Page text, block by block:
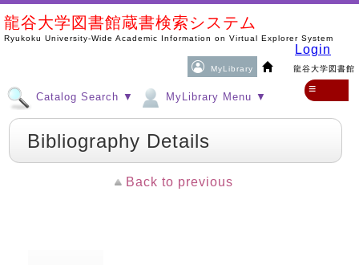
龍谷大学図書館蔵書検索システム
Ryukoku University-Wide Academic Information on Virtual Explorer System
MyLibrary 龍谷大学図書館
Login
Catalog Search ▼ MyLibrary Menu ▼
≡
Bibliography Details
Back to previous